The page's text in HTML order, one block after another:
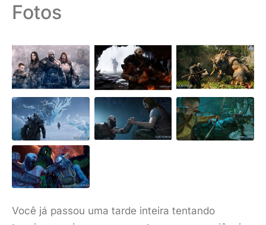
Fotos
Você já passou uma tarde inteira tentando